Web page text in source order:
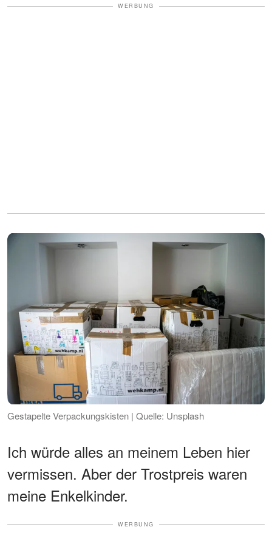
WERBUNG
Gestapelte Verpackungskisten | Quelle: Unsplash
Ich würde alles an meinem Leben hier
vermissen. Aber der Trostpreis waren
meine Enkelkinder.
WERBUNG